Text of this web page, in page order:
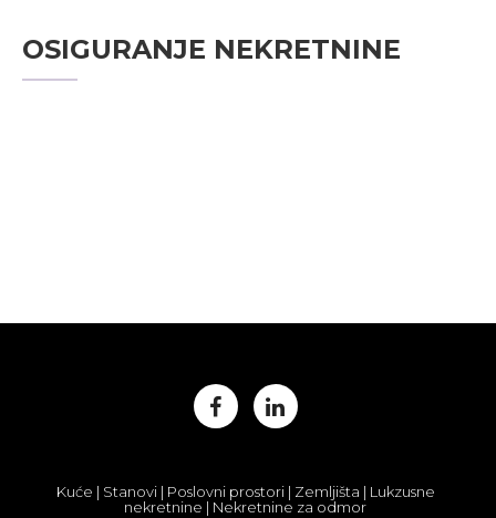
OSIGURANJE NEKRETNINE
Kuće | Stanovi | Poslovni prostori | Zemljišta | Lukzusne
nekretnine | Nekretnine za odmor